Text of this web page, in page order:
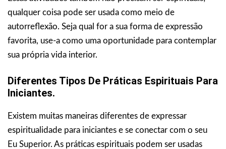
qualquer coisa pode ser usada como meio de
autorreflexão. Seja qual for a sua forma de expressão
favorita, use-a como uma oportunidade para contemplar
sua própria vida interior.
Diferentes Tipos De Práticas Espirituais Para
Iniciantes.
Existem muitas maneiras diferentes de expressar
espiritualidade para iniciantes e se conectar com o seu
Eu Superior. As práticas espirituais podem ser usadas